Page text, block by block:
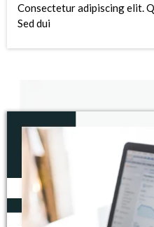
Consectetur adipiscing elit.
Sed dui